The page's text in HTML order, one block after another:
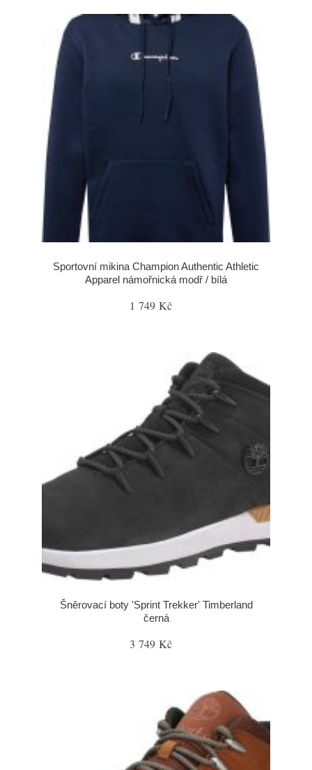
Sportovní mikina Champion Authentic Athletic
Apparel námořnická modř / bílá
1 749 Kč
Šněrovací boty 'Sprint Trekker' Timberland
černá
3 749 Kč